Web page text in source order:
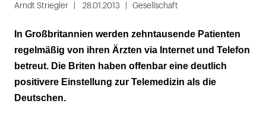
Arndt Striegler 28.01.2013 Gesellschaft
In Großbritannien werden zehntausende Patienten
regelmäßig von ihren Ärzten via Internet und Telefon
betreut. Die Briten haben offenbar eine deutlich
positivere Einstellung zur Telemedizin als die
Deutschen.